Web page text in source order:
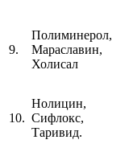
9.
Полиминерол,
Мараславин,
Холисал
10.
Нолицин,
Сифлокс,
Таривид.